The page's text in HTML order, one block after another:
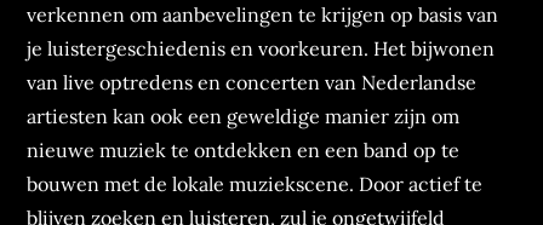
verkennen om aanbevelingen te krijgen op basis van
je luistergeschiedenis en voorkeuren. Het bijwonen
van live optredens en concerten van Nederlandse
artiesten kan ook een geweldige manier zijn om
nieuwe muziek te ontdekken en een band op te
bouwen met de lokale muziekscene. Door actief te
blijven zoeken en luisteren, zul je ongetwijfeld